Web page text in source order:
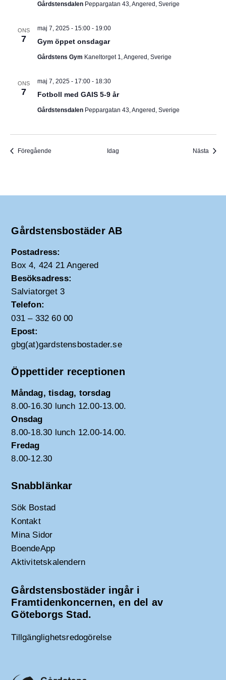
Gårdstensdalen Peppargatan 43, Angered, Sverige
ONS
7 Gym öppet onsdagar
maj 7, 2025 - 15:00- 19:00
Gårdstens Gym Kaneltorget 1, Angered, Sverige
ONS
7 Fotboll med GAIS 5-9 år
maj 7, 2025 - 17:00- 18:30
Gårdstensdalen Peppargatan 43, Angered, Sverige
FöregåendeEvenemang Idag Nästa
Gårdstensbostäder AB
Postadress:
Box 4, 424 21 Angered
Besöksadress:
Salviatorget 3
Telefon:
031 – 332 60 00
Epost:
gbg(at)gardstensbostader.se
Öppettider receptionen
Måndag, tisdag, torsdag
8.00-16.30 lunch 12.00-13.00.
Onsdag
8.00-18.30 lunch 12.00-14.00.
Fredag
8.00-12.30
Snabblänkar
Sök Bostad
Kontakt
Mina Sidor
BoendeApp
Aktivitetskalendern
Gårdstensbostäder ingår i
Framtidenkoncernen, en del av
Göteborgs Stad.
Tillgänglighetsredogörelse